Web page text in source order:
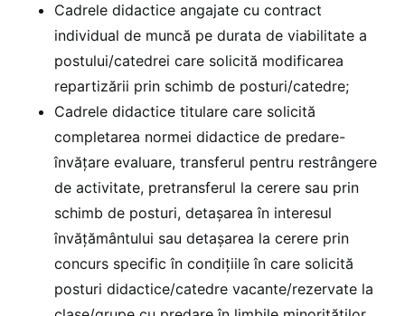
Cadrele didactice angajate cu contract
individual de muncă pe durata de viabilitate a
postului/catedrei care solicită modificarea
repartizării prin schimb de posturi/catedre;
Cadrele didactice titulare care solicită
completarea normei didactice de predare-
învățare evaluare, transferul pentru restrângere
de activitate, pretransferul la cerere sau prin
schimb de posturi, detașarea în interesul
învățământului sau detașarea la cerere prin
concurs specific în condițiile în care solicită
posturi didactice/catedre vacante/rezervate la